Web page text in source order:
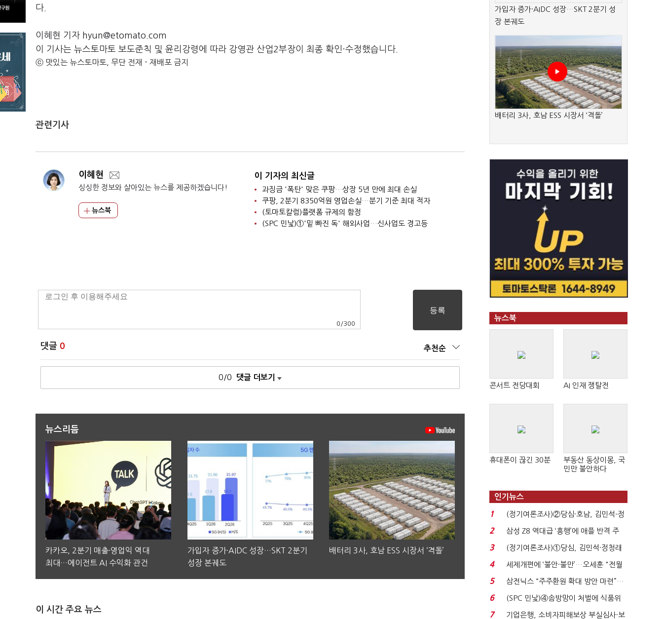
다.
이혜현 기자 hyun@etomato.com
이 기사는 뉴스토마토 보도준칙 및 윤리강령에 따라 강영관 산업2부장이 최종 확인·수정했습니다.
ⓒ 맛있는 뉴스토마토, 무단 전재 - 재배포 금지
관련기사
이혜현
싱싱한 정보와 살아있는 뉴스를 제공하겠습니다!
뉴스북
이 기자의 최신글
과징금 '폭탄' 맞은 쿠팡…상장 5년 만에 최대 손실
쿠팡, 2분기 8350억원 영업손실…분기 기준 최대 적자
(토마토칼럼)플랫폼 규제의 함정
(SPC 민낯)①'밑 빠진 독' 해외사업…신사업도 경고등
0 /300
댓글 0 추천순
0/0 댓글 더보기
뉴스리듬
카카오, 2분기 매출·영업익 역대
최대…에이전트 AI 수익화 관건
가입자 증가·AIDC 성장…SKT 2분기
성장 본궤도
배터리 3사, 호남 ESS 시장서 ‘격돌’
이 시간 주요 뉴스
가입자 증가·AIDC 성장…SKT 2분기 성
장 본궤도
배터리 3사, 호남 ESS 시장서 ‘격돌’
뉴스북
콘서트 전당대회 AI 인재 쟁탈전
휴대폰이 끊긴 30분
부동산 동상이몽, 국
민만 불안하다
인기뉴스
1
(정기여론조사)②당심·호남, 김민석-정
청래 '초접전'...
2
삼성 Z8 역대급 ‘흥행’에 애플 반격 주
목…9월 ‘폴...
3
(정기여론조사)①당심, 김민석·정청래
'초접전'…대통령 ...
4
세제개편에 ‘불안·불만’…오세훈 "전월
세 구하기 더 ...
5
삼전닉스 “주주환원 확대 방안 마련”…
로이터에 성명...
6
(SPC 민낯)④솜방망이 처벌에 식품위
생법 위반 반복...
7
기업은행, 소비자피해보상 부실심사·보